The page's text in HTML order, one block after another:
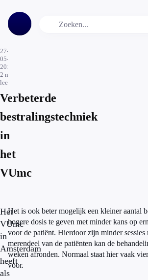
27-
05-
2016
2 min.
leestijd
Verbeterde
bestralingstechniek
in
het
VUmc
Het
VUmc
in
Amsterdam
heeft
als
Het is ook beter mogelijk een kleiner aantal
hogere dosis te geven met minder kans op
voor de patiënt. Hierdoor zijn minder
merendeel van de patiënten kan de
weken afronden. Normaal staat hier vaak
voor.